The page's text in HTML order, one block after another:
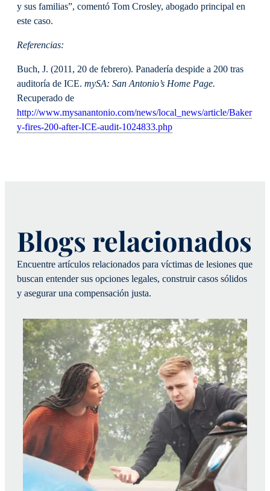
y sus familias”, comentó Tom Crosley, abogado principal en
este caso.
Referencias:
Buch, J. (2011, 20 de febrero). Panadería despide a 200 tras
auditoría de ICE. mySA: San Antonio’s Home Page.
Recuperado de
http://www.mysanantonio.com/news/local_news/article/Baker
y-fires-200-after-ICE-audit-1024833.php
Blogs relacionados
Encuentre artículos relacionados para víctimas de lesiones que
buscan entender sus opciones legales, construir casos sólidos
y asegurar una compensación justa.